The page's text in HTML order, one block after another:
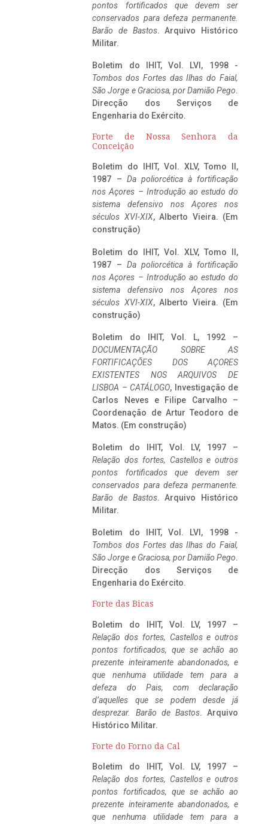
pontos fortificados que devem ser
conservados para defeza permanente.
Barão de Bastos. Arquivo Histórico
Militar.
Boletim do IHIT, Vol. LVI, 1998 -
Tombos dos Fortes das Ilhas do Faial,
São Jorge e Graciosa, por Damião Pego.
Direcção dos Serviços de
Engenharia do Exército.
Forte de Nossa Senhora da
Conceição
Boletim do IHIT, Vol. XLV, Tomo II,
1987 – Da poliorcética à fortificação
nos Açores – Introdução ao estudo do
sistema defensivo nos Açores nos
séculos XVI-XIX, Alberto Vieira. (Em
construção)
Boletim do IHIT, Vol. XLV, Tomo II,
1987 – Da poliorcética à fortificação
nos Açores – Introdução ao estudo do
sistema defensivo nos Açores nos
séculos XVI-XIX, Alberto Vieira. (Em
construção)
Boletim do IHIT, Vol. L, 1992 –
DOCUMENTAÇÃO SOBRE AS
FORTIFICAÇÕES DOS AÇORES
EXISTENTES NOS ARQUIVOS DE
LISBOA – CATÁLOGO, Investigação de
Carlos Neves e Filipe Carvalho –
Coordenação de Artur Teodoro de
Matos. (Em construção)
Boletim do IHIT, Vol. LV, 1997 –
Relação dos fortes, Castellos e outros
pontos fortificados que devem ser
conservados para defeza permanente.
Barão de Bastos. Arquivo Histórico
Militar.
Boletim do IHIT, Vol. LVI, 1998 -
Tombos dos Fortes das Ilhas do Faial,
São Jorge e Graciosa, por Damião Pego.
Direcção dos Serviços de
Engenharia do Exército.
Forte das Bicas
Boletim do IHIT, Vol. LV, 1997 –
Relação dos fortes, Castellos e outros
pontos fortificados, que se achão ao
prezente inteiramente abandonados, e
que nenhuma utilidade tem para a
defeza do Pais, com declaração
d’aquelles que se podem desde já
desprezar. Barão de Bastos. Arquivo
Histórico Militar.
Forte do Forno da Cal
Boletim do IHIT, Vol. LV, 1997 –
Relação dos fortes, Castellos e outros
pontos fortificados, que se achão ao
prezente inteiramente abandonados, e
que nenhuma utilidade tem para a